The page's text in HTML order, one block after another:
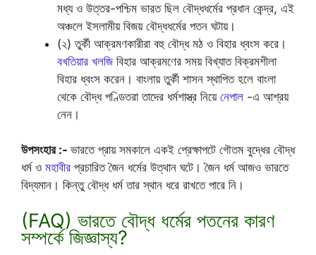
মধ্য ও উত্তর-পশ্চিম ভারত ছিল বৌদ্ধধর্মের প্রধান কেন্দ্র, এই
অঞ্চলে ইসলামীয় বিজয় বৌদ্ধধর্মের পতন ঘটায়।
(২) তুর্কী আক্রমণকারীরা বহু বৌদ্ধ মঠ ও বিহার ধ্বংস করে।
বখতিয়ার খলজিবিহার আক্রমণের সময় বিখ্যাত বিক্রমশীলা
বিহার ধ্বংস করেন। বাংলায় তুর্কী শাসন স্থাপিত হলে বাংলা
থেকে বৌদ্ধ পণ্ডিতরা তাদের ধর্মশাস্ত্র নিয়ে নেপাল -এ আশ্রয়
নেন।
উপসংহার :- ভারতে প্রায় সমকালে একই প্রেক্ষাপটে গৌতম বুদ্ধের বৌদ্ধ
ধর্ম ও মহাবীর প্রচারিত জৈন ধর্মের উত্থান ঘটে। জৈন ধর্ম আজও ভারতে
বিদ্যমান। কিন্তু বৌদ্ধ ধর্ম তার স্থান ধরে রাখতে পারে নি।
(FAQ) ভারতে বৌদ্ধ ধর্মের পতনের কারণ
সম্পর্কে জিজ্ঞাস্য?